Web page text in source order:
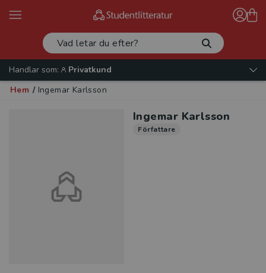
Handlar som:
Privatkund
Hem / Ingemar Karlsson
Ingemar Karlsson
Författare